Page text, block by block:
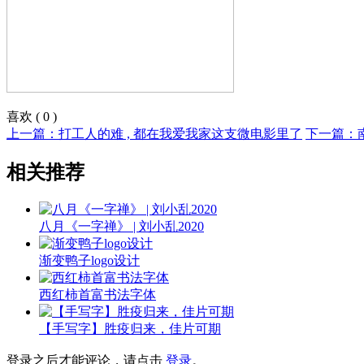
喜欢 ( 0 )
上一篇：打工人的难 , 都在我爱我家这支微电影里了 下一篇：
相关推荐
八月《一字禅》 | 刘小乱2020
渐变鸭子logo设计
西红柿首富书法字体
【手写字】胜疫归来，佳片可期
登录之后才能评论，请点击 登录。